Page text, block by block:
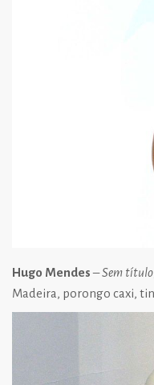
Hugo Mendes–Sem título
Madeira, porongo caxi,